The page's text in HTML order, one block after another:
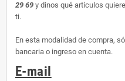
29 69 y dinos qué artículos
ti.
En esta modalidad de compra,
bancaria o ingreso en cuenta.
E-mail